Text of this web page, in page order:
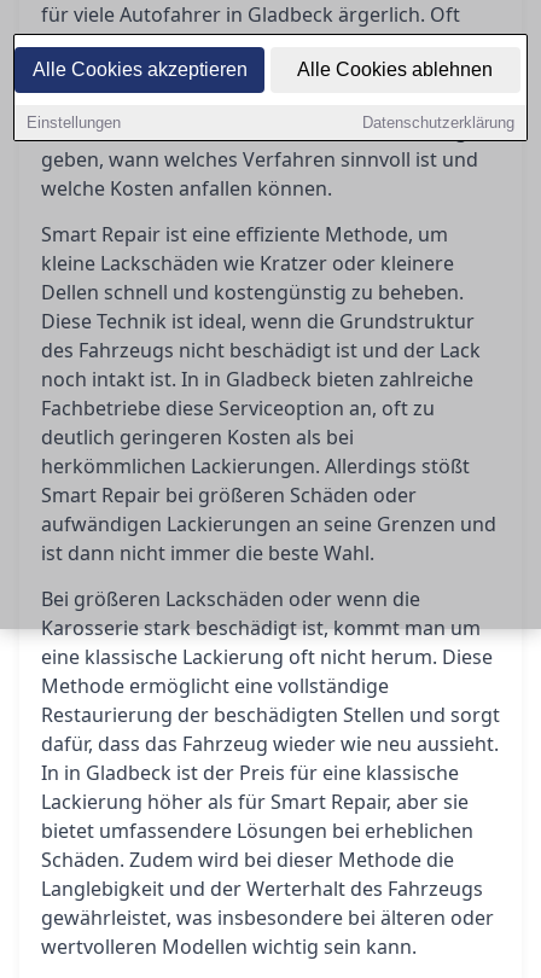
Alle Cookies akzeptieren Alle Cookies ablehnen
Einstellungen Datenschutzerklärung
für viele Autofahrer in Gladbeck ärgerlich. Oft
stellt sich die Frage, ob Smart Repair ausreicht
oder eine klassische Lackierung nötig ist. In
diesem Ratgeber werden die Vor- und Nachteile
beider Methoden beleuchtet, um Orientierung zu
geben, wann welches Verfahren sinnvoll ist und
welche Kosten anfallen können.
Smart Repair ist eine effiziente Methode, um
kleine Lackschäden wie Kratzer oder kleinere
Dellen schnell und kostengünstig zu beheben.
Diese Technik ist ideal, wenn die Grundstruktur
des Fahrzeugs nicht beschädigt ist und der Lack
noch intakt ist. In in Gladbeck bieten zahlreiche
Fachbetriebe diese Serviceoption an, oft zu
deutlich geringeren Kosten als bei
herkömmlichen Lackierungen. Allerdings stößt
Smart Repair bei größeren Schäden oder
aufwändigen Lackierungen an seine Grenzen und
ist dann nicht immer die beste Wahl.
Bei größeren Lackschäden oder wenn die
Karosserie stark beschädigt ist, kommt man um
eine klassische Lackierung oft nicht herum. Diese
Methode ermöglicht eine vollständige
Restaurierung der beschädigten Stellen und sorgt
dafür, dass das Fahrzeug wieder wie neu aussieht.
In in Gladbeck ist der Preis für eine klassische
Lackierung höher als für Smart Repair, aber sie
bietet umfassendere Lösungen bei erheblichen
Schäden. Zudem wird bei dieser Methode die
Langlebigkeit und der Werterhalt des Fahrzeugs
gewährleistet, was insbesondere bei älteren oder
wertvolleren Modellen wichtig sein kann.